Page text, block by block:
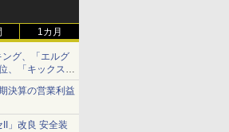
1カ月
グ、「エルグ
、「キックス」
決算の営業利益
」改良 安全装